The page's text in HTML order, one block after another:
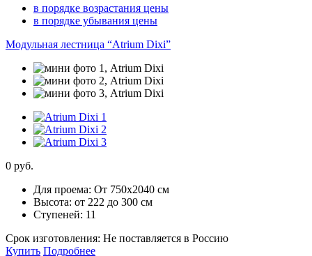
в порядке возрастания цены
в порядке убывания цены
Модульная лестница “Atrium Dixi”
0 руб.
Для проема: От 750х2040 см
Высота: от 222 до 300 см
Ступеней: 11
Срок изготовления: Не поставляется в Россию
Купить Подробнее